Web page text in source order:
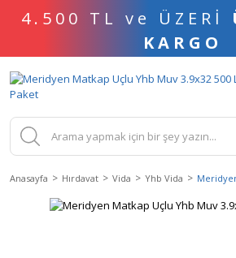
4.500 TL ve ÜZERİ
KARGO
Anasayfa Hırdavat Vida Yhb Vida